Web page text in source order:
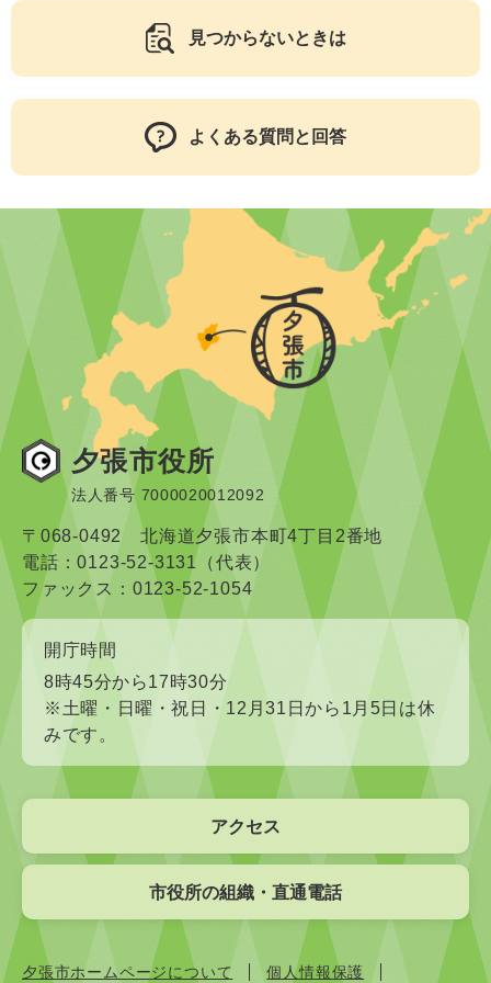
見つからないときは
よくある質問と回答
夕張市役所
法人番号 7000020012092
〒068-0492 北海道夕張市本町4丁目2番地
電話：0123-52-3131（代表）
ファックス：0123-52-1054
開庁時間
8時45分から17時30分
※土曜・日曜・祝日・12月31日から1月5日は休
みです。
アクセス
市役所の組織・直通電話
夕張市ホームページについて 個人情報保護